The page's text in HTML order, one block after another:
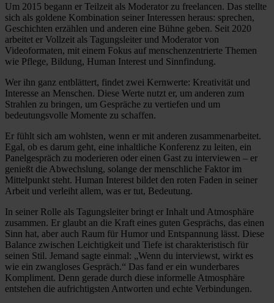
Um 2015 begann er Teilzeit als Moderator zu freelancen. Das stellte
sich als goldene Kombination seiner Interessen heraus: sprechen,
Geschichten erzählen und anderen eine Bühne geben. Seit 2020
arbeitet er Vollzeit als Tagungsleiter und Moderator von
Videoformaten, mit einem Fokus auf menschenzentrierte Themen
wie Pflege, Bildung, Human Interest und Sinnfindung.
Wer ihn ganz entblättert, findet zwei Kernwerte: Kreativität und
Interesse an Menschen. Diese Werte nutzt er, um anderen zum
Strahlen zu bringen, um Gespräche zu vertiefen und um
bedeutungsvolle Momente zu schaffen.
Er fühlt sich am wohlsten, wenn er mit anderen zusammenarbeitet.
Egal, ob es darum geht, eine inhaltliche Konferenz zu leiten, ein
Panelgespräch zu moderieren oder einen Gast zu interviewen – er
genießt die Abwechslung, solange der menschliche Faktor im
Mittelpunkt steht. Human Interest bildet den roten Faden in seiner
Arbeit und verleiht allem, was er tut, Bedeutung.
In seiner Rolle als Tagungsleiter bringt er Inhalt und Atmosphäre
zusammen. Er glaubt an die Kraft eines guten Gesprächs, das einen
Sinn hat, aber auch Raum für Humor und Entspannung lässt. Diese
Balance zwischen Leichtigkeit und Tiefe ist charakteristisch für
seinen Stil. Jemand sagte einmal: „Wenn du interviewst, wirkt es
wie ein zwangloses Gespräch.“ Das fand er ein wunderbares
Kompliment. Denn gerade durch diese informelle Atmosphäre
entstehen die aufrichtigsten Antworten und echte Verbindungen.